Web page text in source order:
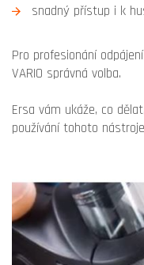
snadný přístup i k
Pro profesionání
VARIO správná volba.
Ersa vám ukáže, co
používání tohoto